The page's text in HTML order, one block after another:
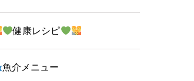
健康レシピ
魚介メニュー